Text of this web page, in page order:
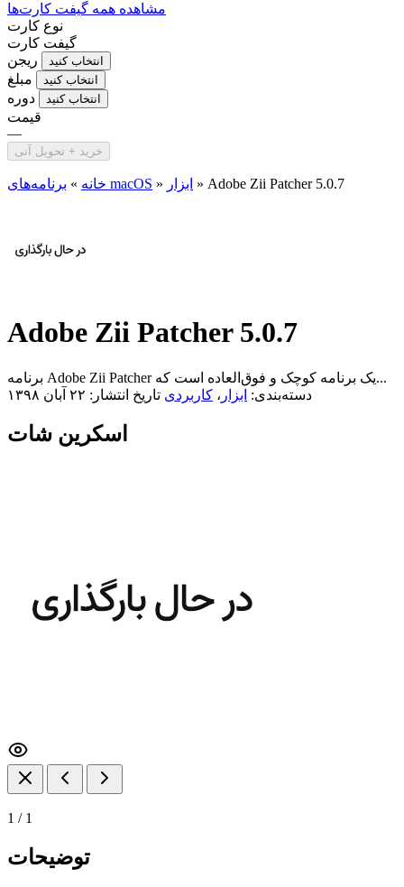
مشاهده همه گیفت کارت‌ها
نوع کارت
گیفت کارت
ریجن
انتخاب کنید
مبلغ انتخاب کنید
دوره انتخاب کنید
قیمت
—
خرید + تحویل آنی
خانه » برنامه‌های macOS » ابزار » Adobe Zii Patcher 5.0.7
Adobe Zii Patcher 5.0.7
برنامه Adobe Zii Patcher یک برنامه کوچک و فوق‌العاده است که...
دسته‌بندی: ابزار ، کاربردی تاریخ انتشار: ۲۲ آبان ۱۳۹۸
اسکرین شات
1 / 1
توضیحات